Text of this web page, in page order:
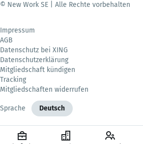
© New Work SE | Alle Rechte vorbehalten
Impressum
AGB
Datenschutz bei XING
Datenschutzerklärung
Mitgliedschaft kündigen
Tracking
Mitgliedschaften widerrufen
Sprache Deutsch